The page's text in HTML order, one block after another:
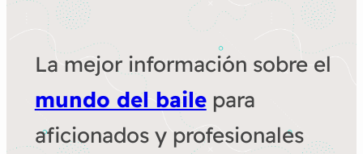
La mejor información sobre el
mundo del bailepara
aficionados y profesionales